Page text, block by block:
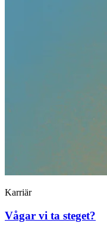
Karriär
Vågar vi ta steget?